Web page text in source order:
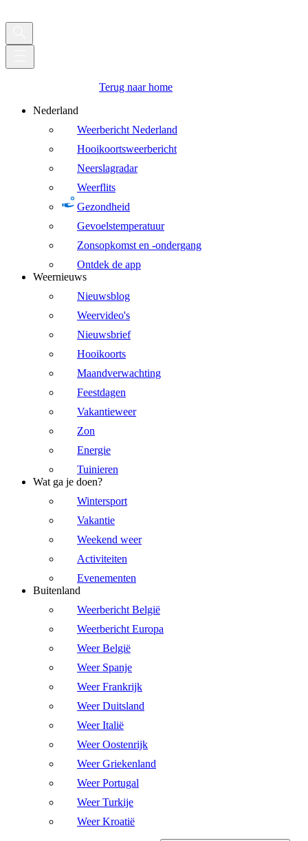
Terug naar home
Nederland
Weerbericht Nederland
Hooikoortsweerbericht
Neerslagradar
Weerflits
Gezondheid
Gevoelstemperatuur
Zonsopkomst en -ondergang
Ontdek de app
Weernieuws
Nieuwsblog
Weervideo's
Nieuwsbrief
Hooikoorts
Maandverwachting
Feestdagen
Vakantieweer
Zon
Energie
Tuinieren
Wat ga je doen?
Wintersport
Vakantie
Weekend weer
Activiteiten
Evenementen
Buitenland
Weerbericht België
Weerbericht Europa
Weer België
Weer Spanje
Weer Frankrijk
Weer Duitsland
Weer Italië
Weer Oostenrijk
Weer Griekenland
Weer Portugal
Weer Turkije
Weer Kroatië